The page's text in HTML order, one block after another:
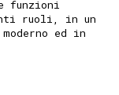
funzioni
ruoli, in un
ed in